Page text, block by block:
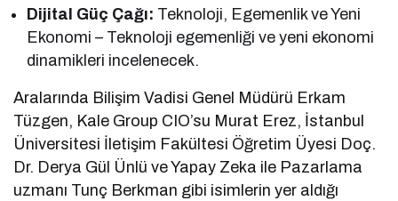
Dijital Güç Çağı: Teknoloji, Egemenlik ve Yeni
Ekonomi – Teknoloji egemenliği ve yeni ekonomi
dinamikleri incelenecek.
Aralarında Bilişim Vadisi Genel Müdürü Erkam
Tüzgen, Kale Group CIO’su Murat Erez, İstanbul
Üniversitesi İletişim Fakültesi Öğretim Üyesi Doç.
Dr. Derya Gül Ünlü ve Yapay Zeka ile Pazarlama
uzmanı Tunç Berkman gibi isimlerin yer aldığı